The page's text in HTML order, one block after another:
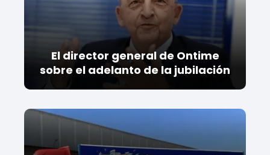
El director general de Ontime
sobre el adelanto de la jubilación